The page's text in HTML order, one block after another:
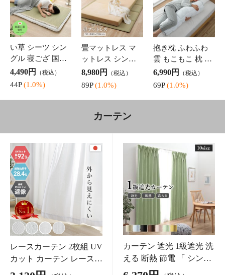
座椅子 リクライニング ソ
ファー 1人用 ソファ リク
ライニングソファ リクラ
イニングソファー 「 ムー
ア 」 1人掛け 座椅子ソフ
ァ リクラ
23,520円（税込）
料
235P (1.0%)
ソファー 2人掛け コンパ
ファ ソファーベッド 一
人暮らし 「 マフエル 」
幅108cm 2人掛け ソファ
ー ソファ カウ
40,940円 （税込）
料
409P (1.0%)
ソファー ソファ 2
人掛け おしゃれ
1.5人掛け 幅140
「 ベルモネ 」 ソ
ファー ベロア 調
二人掛け 大人 か
わいい 一人暮ら
し 韓国 インテ
46,820円
468P (1.0%)
ン セット 1人用 1
人掛け「 レグレ
ス 」 1P ソファー
一人用 天然木 コ
ンパクト シンプ
ル おしゃれ ワン
ルーム リビング
49,990円（税込）
(1.0%)
カウチソファー
ソファー L字 3人
掛け ファブリッ
クレザー 「 ダレ
ル 」 3P 【開梱設
置対応】 カウチ
ソファ アンティ
ーク アイアン モ
ダ
82,240円（税込）
822P (1.0%)
ダイニング